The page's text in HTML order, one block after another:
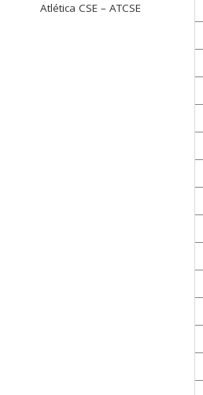
Atlética CSE – ATCSE